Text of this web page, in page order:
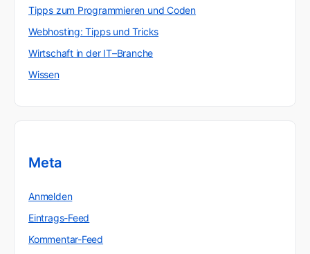
Tipps zum Programmieren und Coden
Webhosting: Tipps und Tricks
Wirtschaft in der IT–Branche
Wissen
Meta
Anmelden
Eintrags-Feed
Kommentar-Feed